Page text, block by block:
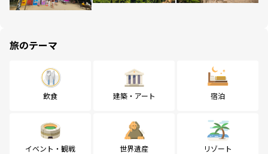
旅のテーマ
飲食 建築・アート 宿泊
イベント・観戦 世界遺産 リゾート